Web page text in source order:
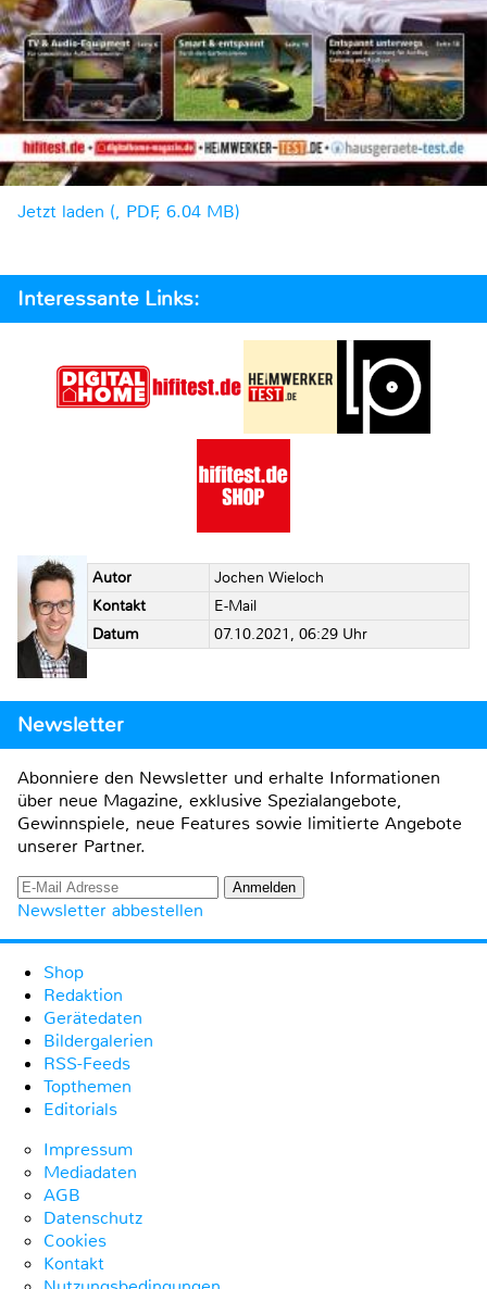
Jetzt laden (, PDF, 6.04 MB)
Interessante Links:
Autor
Jochen Wieloch
Kontakt
E-Mail
Datum
07.10.2021, 06:29 Uhr
Newsletter
Abonniere den Newsletter und erhalte Informationen
über neue Magazine, exklusive Spezialangebote,
Gewinnspiele, neue Features sowie limitierte Angebote
unserer Partner.
Newsletter abbestellen
Shop
Redaktion
Gerätedaten
Bildergalerien
RSS-Feeds
Topthemen
Editorials
Impressum
Mediadaten
AGB
Datenschutz
Cookies
Kontakt